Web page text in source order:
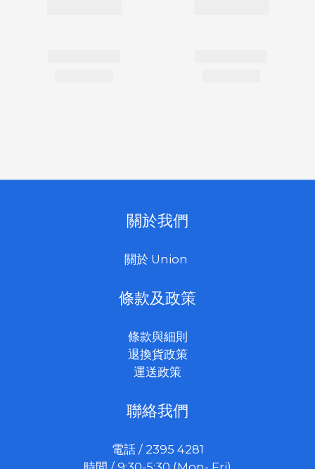
關於我們
關於 Union
條款及政策
條款與細則
退換貨政策
運送政策
聯絡我們
電話 / 2395 4281